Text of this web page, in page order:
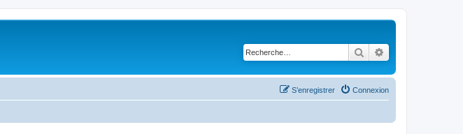
Rechercher
Connexion
S’enregistrer